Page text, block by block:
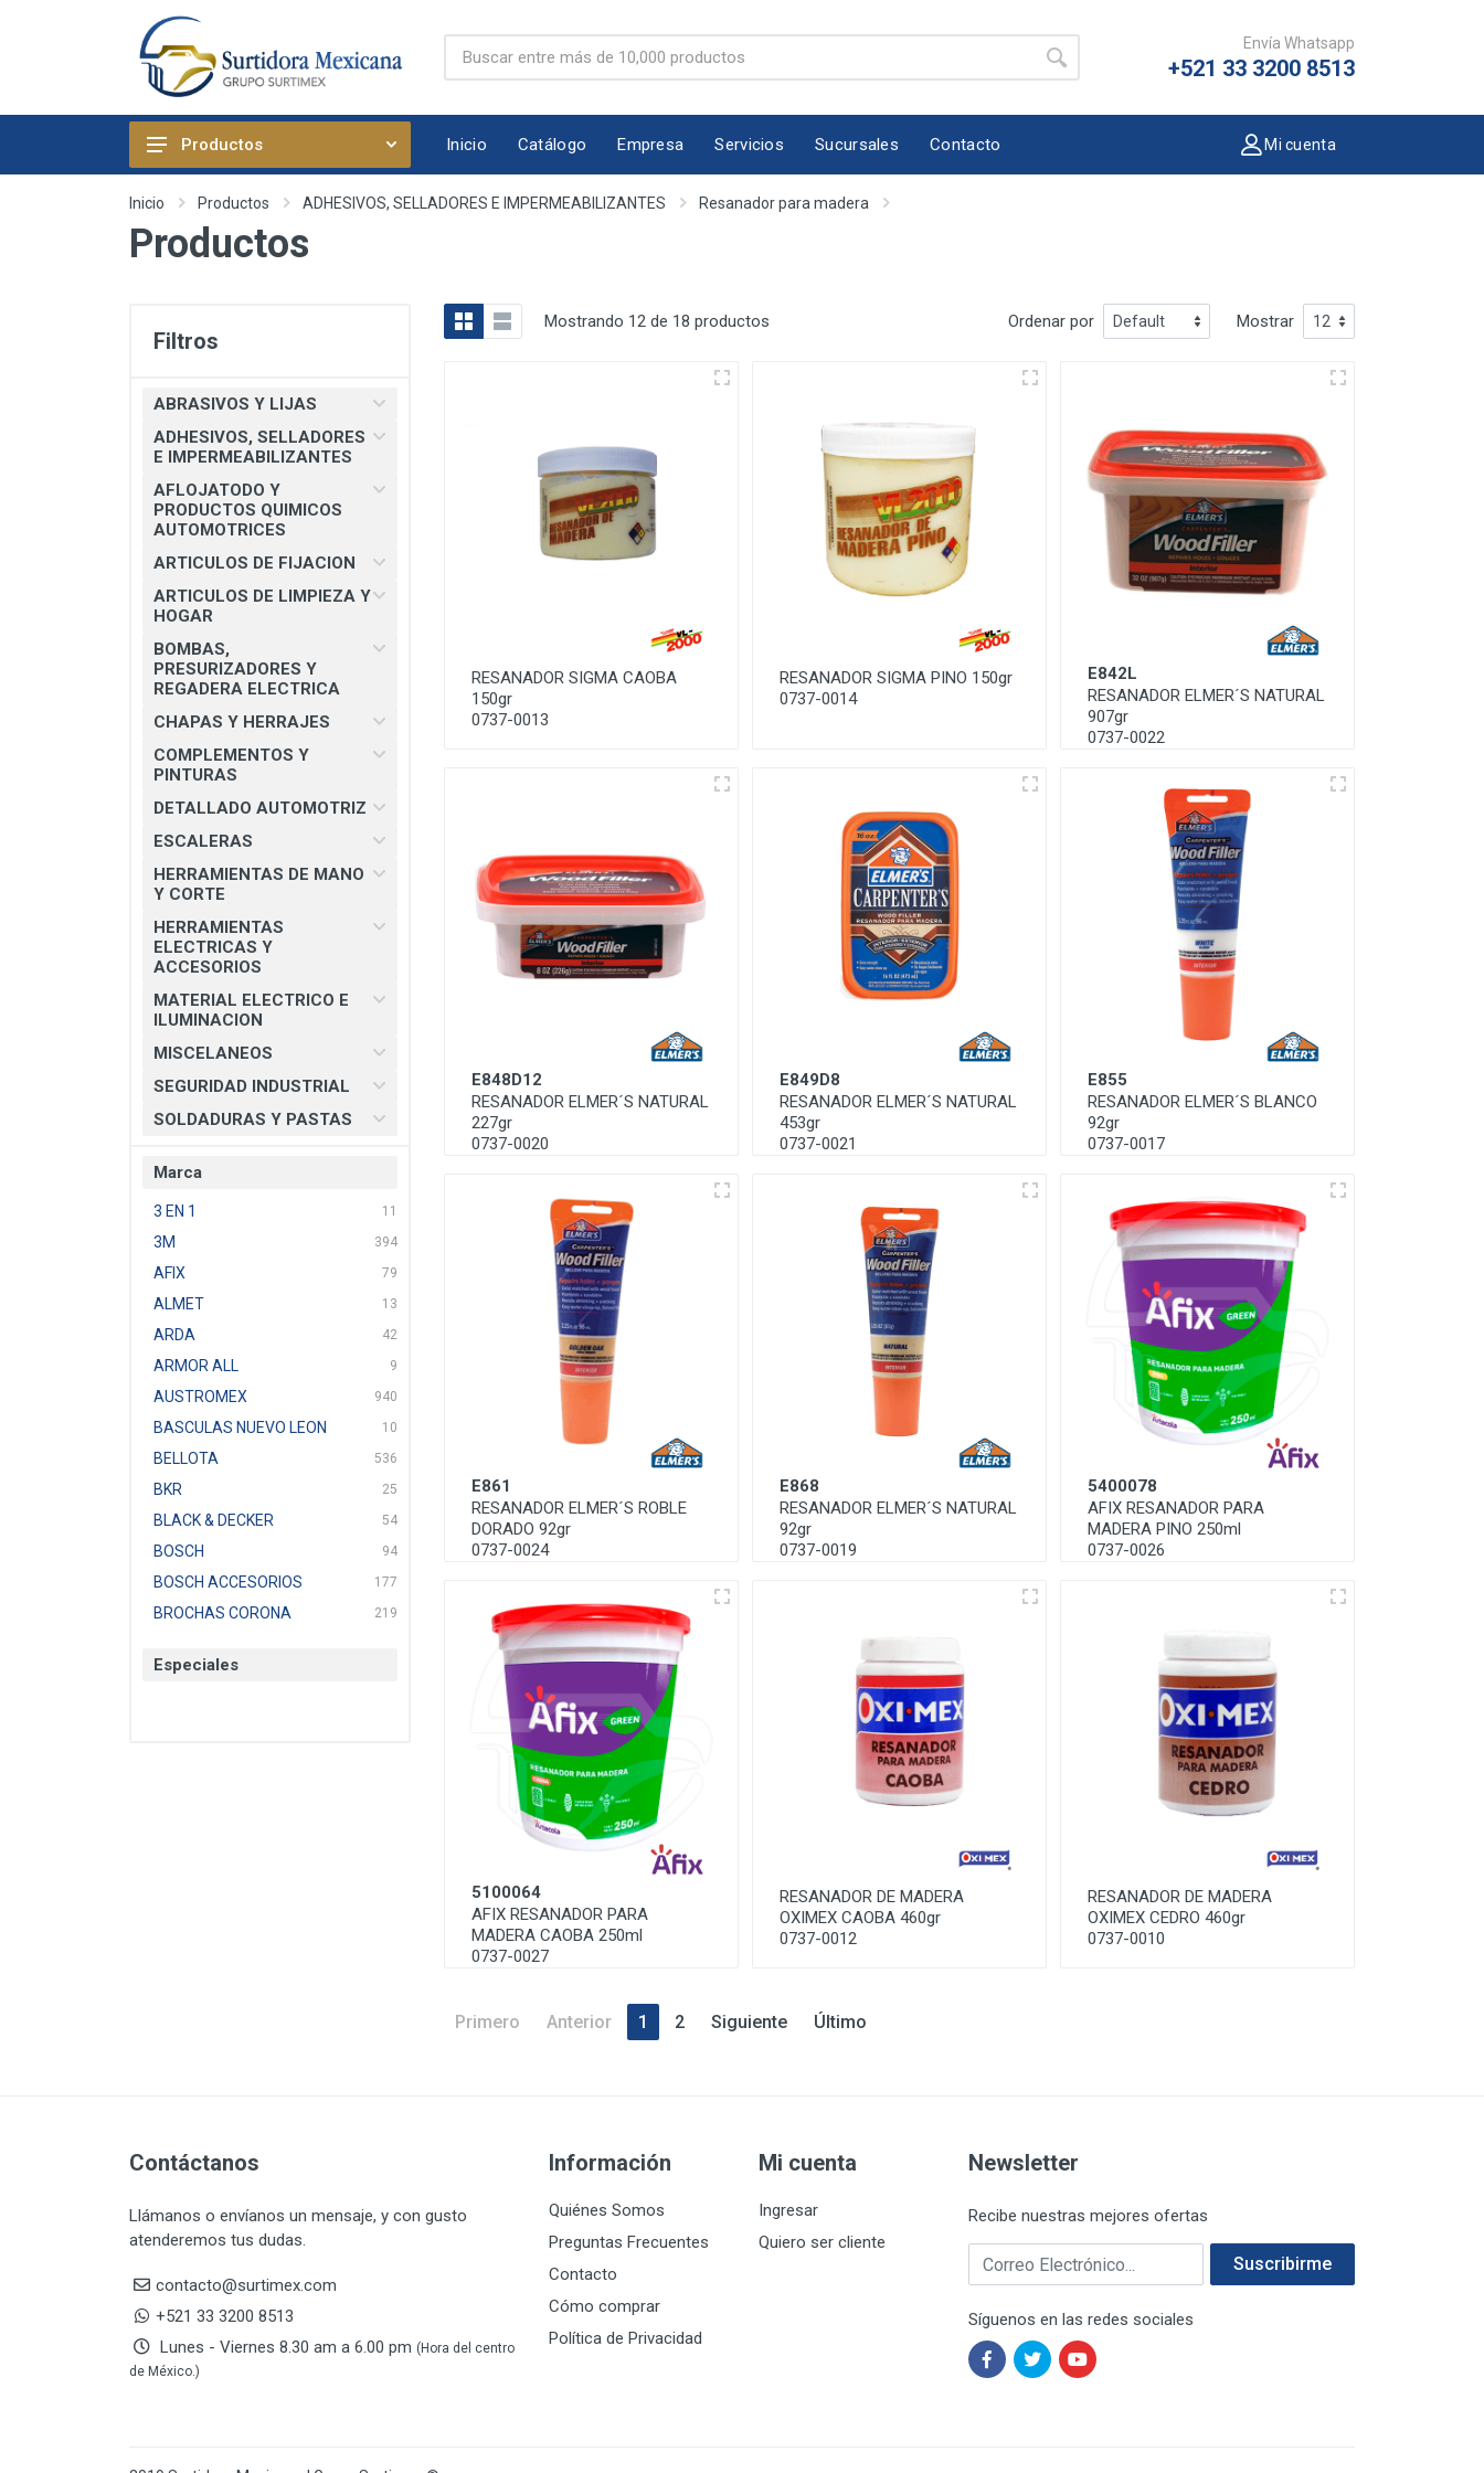
Envía Whatsapp
+521 33 3200 8513
ABRASIVOS Y LIJAS
ADHESIVOS, SELLADORES E
IMPERMEABILIZANTES
ARTICULOS DE FIJACION
HOGAR
BOMBAS, PRESURIZADORES Y
REGADERA ELECTRICA
CHAPAS Y HERRAJES
ESCALERAS
HERRAMIENTAS DE MANO Y
CORTE
HERRAMIENTAS ELECTRICAS Y
MATERIAL ELECTRICO E
MISCELANEOS
PRODUCTOS 3M
SOLDADURAS Y PASTAS
Productos Inicio Catálogo Empresa Servicios Sucursales Contacto Mi cuenta
Inicio Productos ADHESIVOS, SELLADORES E IMPERMEABILIZANTES Resanador para madera
Productos
Filtros
ABRASIVOS Y LIJAS
ADHESIVOS, SELLADORES
E IMPERMEABILIZANTES
AFLOJATODO Y
PRODUCTOS QUIMICOS
AUTOMOTRICES
ARTICULOS DE FIJACION
ARTICULOS DE LIMPIEZA Y
HOGAR
BOMBAS,
PRESURIZADORES Y
REGADERA ELECTRICA
CHAPAS Y HERRAJES
COMPLEMENTOS Y
PINTURAS
DETALLADO AUTOMOTRIZ
ESCALERAS
HERRAMIENTAS DE MANO
Y CORTE
HERRAMIENTAS
ELECTRICAS Y
ACCESORIOS
MATERIAL ELECTRICO E
ILUMINACION
MISCELANEOS
SEGURIDAD INDUSTRIAL
SOLDADURAS Y PASTAS
Marca
3 EN 1 11
3M 394
AFIX 79
ALMET 13
ARDA 42
ARMOR ALL 9
AUSTROMEX 940
BASCULAS NUEVO LEON 10
BELLOTA 536
BKR 25
BLACK & DECKER 54
BOSCH 94
BOSCH ACCESORIOS 177
BROCHAS CORONA 219
CAT
DEWALT HTA.MANUAL
E-Z WELD 20
EATON (COOPER-HARROW
EATON ROYER
20
Especiales
Mostrando 12 de 18 productos Ordenar por Mostrar
RESANADOR SIGMA CAOBA
150gr
0737-0013
RESANADOR SIGMA PINO 150gr
0737-0014
E842L
RESANADOR ELMER´S NATURAL
907gr
0737-0022
E848D12
RESANADOR ELMER´S NATURAL
227gr
0737-0020
E849D8
RESANADOR ELMER´S NATURAL
453gr
0737-0021
E855
RESANADOR ELMER´S BLANCO
92gr
0737-0017
E861
RESANADOR ELMER´S ROBLE
DORADO 92gr
0737-0024
E868
RESANADOR ELMER´S NATURAL
92gr
0737-0019
5400078
AFIX RESANADOR PARA
MADERA PINO 250ml
0737-0026
5100064
AFIX RESANADOR PARA
MADERA CAOBA 250ml
0737-0027
RESANADOR DE MADERA
OXIMEX CAOBA 460gr
0737-0012
RESANADOR DE MADERA
OXIMEX CEDRO 460gr
0737-0010
Primero Anterior 1 2 Siguiente Último
Contáctanos
Llámanos o envíanos un mensaje, y con gusto
atenderemos tus dudas.
contacto@surtimex.com
+521 33 3200 8513
Lunes - Viernes 8.30 am a 6.00 pm (Hora del centro
de México.)
Información
Quiénes Somos
Preguntas Frecuentes
Contacto
Cómo comprar
Política de Privacidad
Mi cuenta
Ingresar
Quiero ser cliente
Newsletter
Recibe nuestras mejores ofertas
Correo electrónico Suscribirme
Síguenos en las redes sociales